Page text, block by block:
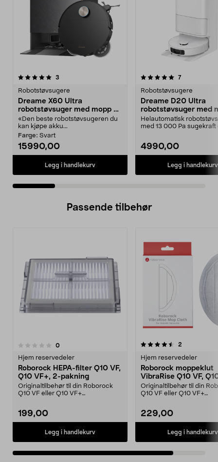
3
Robotstøvsugere
Dreame X60 Ultra
robotstøvsuger med mopp og
selvtømming
«Den beste robotstøvsugeren du
kan kjøpe akku...
Farge: Svart
15990,00
Legg i handlekurv
5.0 av 5 stjerner 7anmeldelser
Robotstøvsugere
Dreame D20 Ultra
robotstøvsuger med
hvit
Helautomatisk
med 13 000 Pa sugekraft
4990,00
Legg i handlekurv
5.0 av 5 stjerner
Passende tilbehør
0anmeldelser
Hjem reservedeler
Roborock HEPA-filter Q10 VF,
Q10 VF+, 2-pakning
Originaltilbehør til din Roborock
Q10 VF eller Q10 VF+
199,00
Legg i handlekurv
4.5av 5 stjerner 2
Hjem reservedeler
Roborock moppeklut
VibraRise Q10 VF,
2-pakning
Originaltilbehør til din
Q10 VF eller Q10 VF+
229,00
Legg i handlekurv